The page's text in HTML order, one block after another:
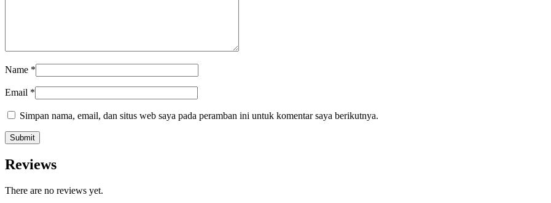
Name *
Email *
Simpan nama, email, dan situs web saya pada peramban ini untuk komentar saya berikutnya.
Reviews
There are no reviews yet.